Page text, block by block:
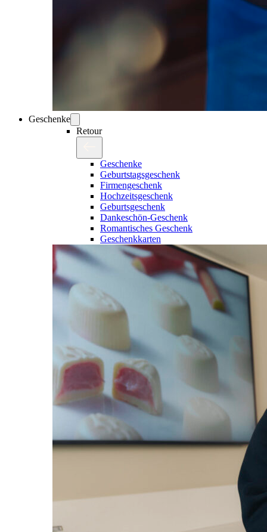
Geschenke
Retour
Geschenke
Geburtstagsgeschenk
Firmengeschenk
Hochzeitsgeschenk
Geburtsgeschenk
Dankeschön-Geschenk
Romantisches Geschenk
Geschenkkarten